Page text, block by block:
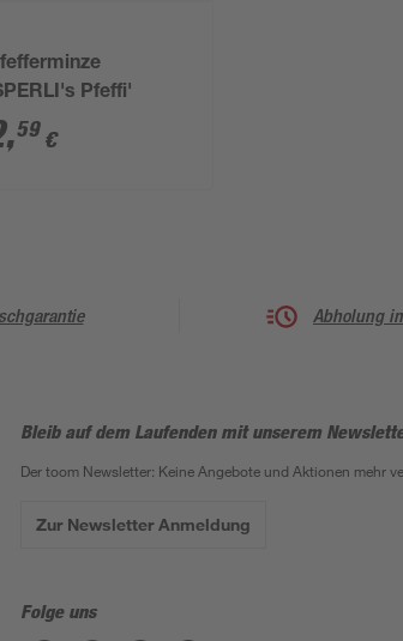
Pfeffi'
,59 €
Abholung
Bleib auf dem Laufenden mit unserem
Der toom Newsletter: Keine Angebote und Aktionen mehr
Zur Newsletter Anmeldung
Folge uns